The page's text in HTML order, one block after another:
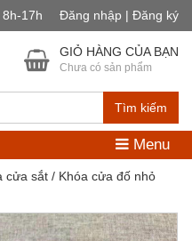
17h Đăng nhập | Đăng ký
Tìm kiếm
GIỎ HÀNG CỦA BẠN
Chưa có sản phẩm
Menu
cửa sắt/ Khóa cửa đố nhỏ